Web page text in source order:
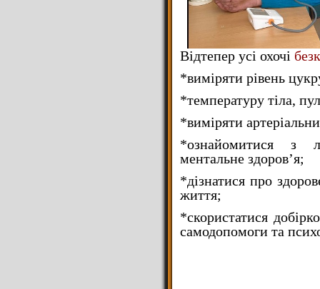
Відтепер усі охочі
*виміряти рівень
*температуру тіла,
*виміряти
*ознайомитися з
ментальне здоров’я;
*дізнатися про
життя;
*скористатися
самодопомоги та